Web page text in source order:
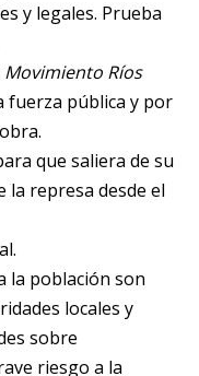
y legales. Prueba
Movimiento Ríos
fuerza pública y por
que saliera de su
represa desde el
la población son
locales y
sobre
riesgo a la